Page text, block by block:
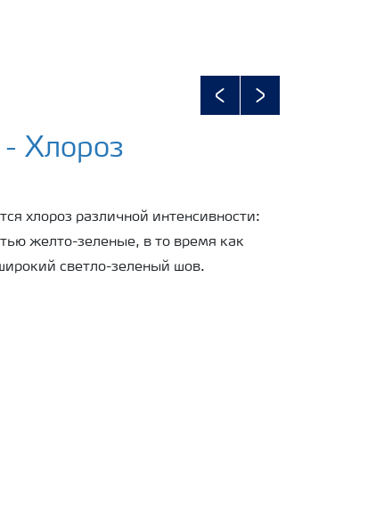
PreviousNext
Хлороз
хлороз различной интенсивности:
желто-зеленые, в то время как
светло-зеленый шов.